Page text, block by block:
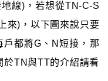
線)，若想從TN-C-S
來)，以下圖來說只要
戶都將G、N短接，那
於TN與TT的介紹請看